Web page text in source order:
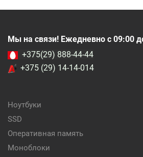
Мы на связи! Ежедневно с 09:00
+375(29) 888-44-44
+375 (29) 14-14-014
Ноутбуки
SSD
Оперативная память
Моноблоки